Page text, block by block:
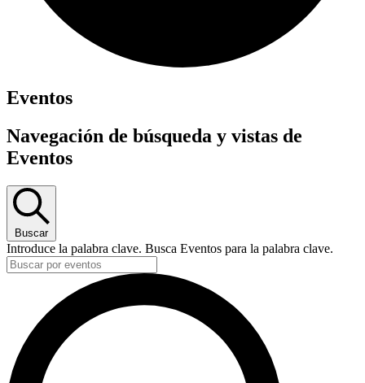
Eventos
Navegación de búsqueda y vistas de
Eventos
Buscar
Introduce la palabra clave. Busca Eventos para la palabra clave.